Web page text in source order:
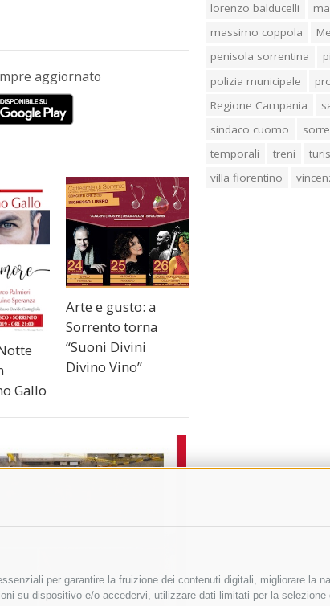
per garantire la fruizione dei contenuti digitali, migliorare la
su dispositivo e/o accedervi, utilizzare dati limitati per la
aggiornato
Gallo
Arte e gusto: a
Sorrento torna
“Suoni Divini
Divino Vino”
lorenzo balducelli
massimo coppola
penisola sorrentina
polizia municipale
Regione Campania
sindaco cuomo
temporali
treni
villa fiorentino